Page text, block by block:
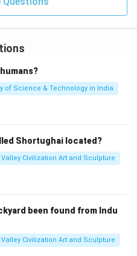
of Science & Technology in India
Shortughai located?
Civilization Art and Sculpture
been found from Indu
Civilization Art and Sculpture